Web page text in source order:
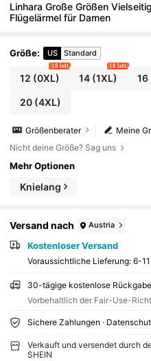
Linhara Große Größen
Flügelärmel für Damen
Größe: US Standard
12 (0XL)
18 left
14 (1XL)
18 left
16
20(4XL)
Meine
Größenberater
Nicht deine Größe? Sag uns
Mehr Optionen
Knielang
Versand nach Austria
Kostenloser Versand
Voraussichtliche Lieferung: 6-
30-tägige kostenlose Rückgabe
Vorbehaltlich der Fair-Use-
Sichere Zahlungen ·
Verkauft und versendet durch
SHEIN